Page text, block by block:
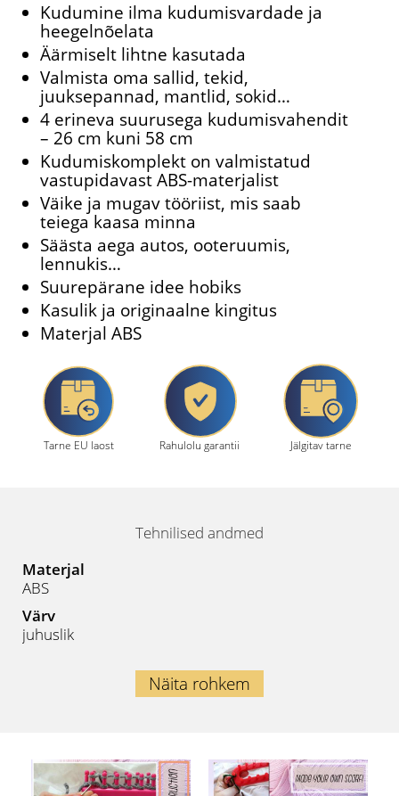
Kudumine ilma kudumisvardade ja
heegelnõelata
Äärmiselt lihtne kasutada
Valmista oma sallid, tekid,
juuksepannad, mantlid, sokid…
4 erineva suurusega kudumisvahendit
– 26 cm kuni 58 cm
Kudumiskomplekt on valmistatud
vastupidavast ABS-materjalist
Väike ja mugav tööriist, mis saab
teiega kaasa minna
Säästa aega autos, ooteruumis,
lennukis…
Suurepärane idee hobiks
Kasulik ja originaalne kingitus
Materjal ABS
Tarne EU laost Rahulolu garantii Jälgitav tarne
Tehnilised andmed
Materjal
ABS
Värv
juhuslik
Näita rohkem